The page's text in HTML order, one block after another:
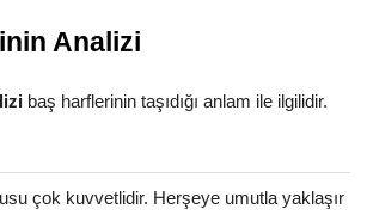
Analizi
baş harflerinin taşıdığı anlam ile ilgilidir.
çok kuvvetlidir. Herşeye umutla yaklaşır